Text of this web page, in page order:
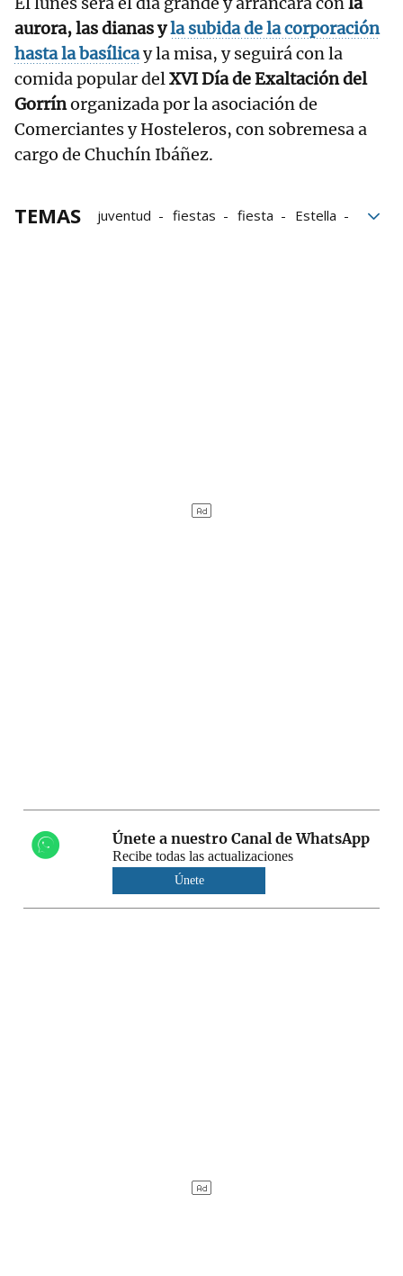
aurora, las dianas yla subida de la corporación
hasta la basílicay la misa, y seguirá con la
comida popular delXVI Día de Exaltación del
Gorrínorganizada por la asociación de
Comerciantes y Hosteleros, con sobremesa a
cargo de Chuchín Ibáñez.
TEMAS juventud fiestas fiesta
Estella
Únete a nuestro Canal de WhatsApp
Recibe todas las actualizaciones
Únete